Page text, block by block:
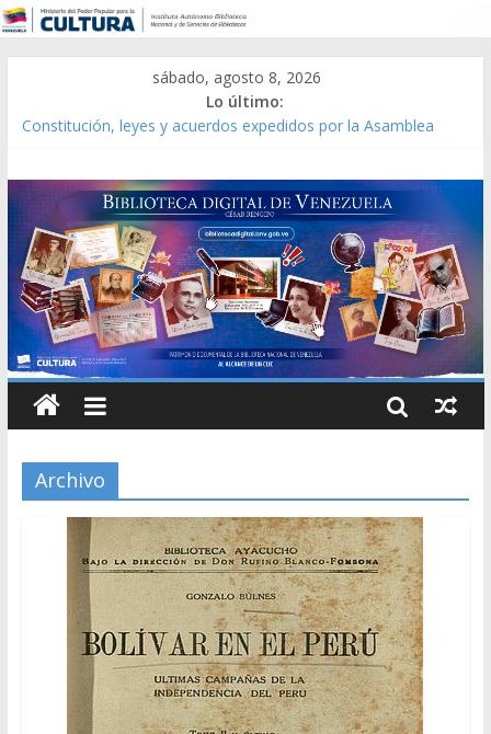
sábado, agosto 8, 2026
Lo último:
Constitución, leyes y acuerdos expedidos por la Asamblea
Modesta Bor Sánchez [material gráfico]
Gaceta Oficial de la República de Venezuela año CXXXIII Mes V,
Caracas 09 de marzo de 2006 N° 38.394
Catálogo temático de obras de Modesta Bor
Archivo